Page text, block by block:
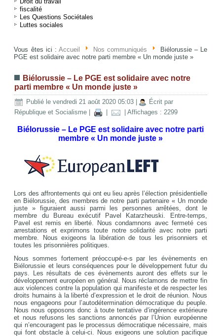
fiscalité
Les Questions Sociétales
Luttes sociales
Vous êtes ici : Accueil Nos communiqués
Biélorussie – Le
PGE est solidaire avec notre parti membre « Un monde juste »
Biélorussie – Le PGE est solidaire avec notre
parti membre « Un monde juste »
Publié le vendredi 21 août 2020 05:03
Écrit par
République et Socialisme
| Affichages : 2299
Biélorussie – Le PGE est solidaire avec notre parti
membre « Un monde juste »
Lors des affrontements qui ont eu lieu après l’élection présidentielle
en Biélorussie, des membres de notre parti partenaire « Un monde
juste » figuraient aussi parmi les personnes arrêtées, dont le
membre du Bureau exécutif Pavel Katarzheuski. Entre-temps,
Pavel est remis en liberté. Nous condamnons avec fermeté ces
arrestations et exprimons toute notre solidarité avec notre parti
membre. Nous exigeons la libération de tous les prisonniers et
toutes les prisonnières politiques.
Nous sommes fortement préoccupé-e-s par les évènements en
Biélorussie et leurs conséquences pour le développement futur du
pays. Les résultats de ces évènements auront des effets sur le
développement européen en général. Nous réclamons de mettre fin
aux violences contre la population qui manifeste et de respecter les
droits humains à la liberté d’expression et le droit de réunion. Nous
nous engageons pour l’autodétermination démocratique du peuple.
Nous nous opposons donc à toute tentative d’ingérence extérieure
et nous refusons les sanctions annoncés par l’Union européenne
qui n’encouragent pas le processus démocratique nécessaire, mais
qui font obstacle à celui-ci. Nous exigeons une solution pacifique